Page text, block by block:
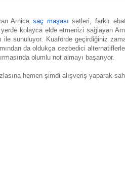
Arnica saç maşası setleri, farklı
kolayca elde etmenizi sağlayan
sunuluyor. Kuaförde geçirdiğiniz
da oldukça cezbedici
olumlu not almayı başarıyor.
hemen şimdi alışveriş yaparak